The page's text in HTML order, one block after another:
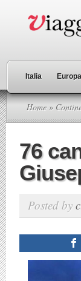
Italia Europa
Home »
76
Posted by